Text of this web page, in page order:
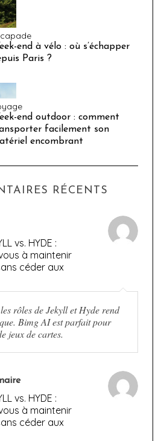
end à vélo : où s’échapper
Paris ?
end outdoor : comment
facilement son
encombrant
RÉCENTS
vs. HYDE :
à maintenir
céder aux
rôles de Jekyll et Hyde rend
Bimg AI est parfait pour
jeux de cartes.
vs. HYDE :
à maintenir
céder aux